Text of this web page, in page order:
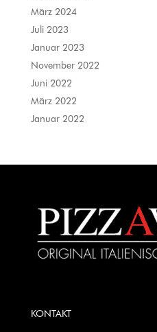
März 2024
Juli 2023
Januar 2023
November 2022
Juni 2022
März 2022
Januar 2022
KONTAKT